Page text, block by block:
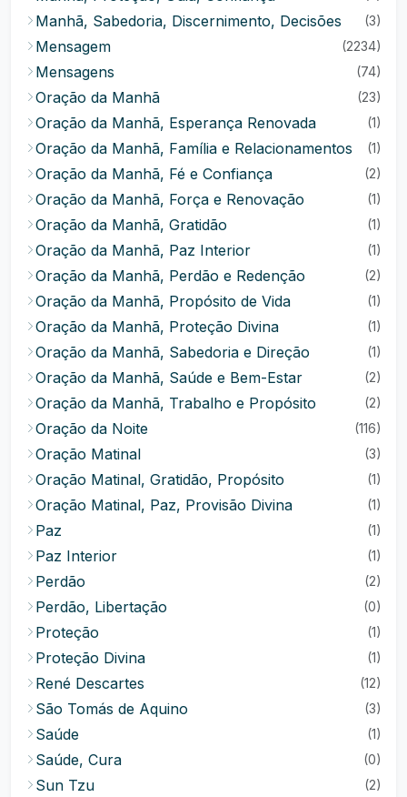
Manhã, Sabedoria, Discernimento, Decisões (3)
Mensagem (2234)
Mensagens (74)
Oração da Manhã (23)
Oração da Manhã, Esperança Renovada (1)
Oração da Manhã, Família e Relacionamentos (1)
Oração da Manhã, Fé e Confiança (2)
Oração da Manhã, Força e Renovação (1)
Oração da Manhã, Gratidão (1)
Oração da Manhã, Paz Interior (1)
Oração da Manhã, Perdão e Redenção (2)
Oração da Manhã, Propósito de Vida (1)
Oração da Manhã, Proteção Divina (1)
Oração da Manhã, Sabedoria e Direção (1)
Oração da Manhã, Saúde e Bem-Estar (2)
Oração da Manhã, Trabalho e Propósito (2)
Oração da Noite (116)
Oração Matinal (3)
Oração Matinal, Gratidão, Propósito (1)
Oração Matinal, Paz, Provisão Divina (1)
Paz (1)
Paz Interior (1)
Perdão (2)
Perdão, Libertação (0)
Proteção (1)
Proteção Divina (1)
René Descartes (12)
São Tomás de Aquino (3)
Saúde (1)
Saúde, Cura (0)
Sun Tzu (2)